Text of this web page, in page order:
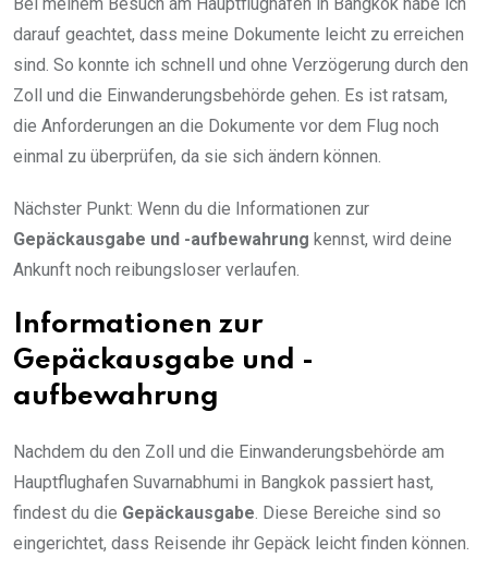
darauf geachtet, dass meine Dokumente leicht zu erreichen
sind. So konnte ich schnell und ohne Verzögerung durch den
Zoll und die Einwanderungsbehörde gehen. Es ist ratsam,
die Anforderungen an die Dokumente vor dem Flug noch
einmal zu überprüfen, da sie sich ändern können.
Nächster Punkt: Wenn du die Informationen zur
Gepäckausgabe und -aufbewahrung kennst, wird deine
Ankunft noch reibungsloser verlaufen.
Informationen zur
Gepäckausgabe und -
aufbewahrung
Nachdem du den Zoll und die Einwanderungsbehörde am
Hauptflughafen Suvarnabhumi in Bangkok passiert hast,
findest du die Gepäckausgabe . Diese Bereiche sind so
eingerichtet, dass Reisende ihr Gepäck leicht finden können.